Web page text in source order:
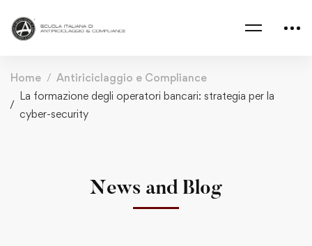
Home
Antiriciclaggio e Compliance
La formazione degli operatori bancari: strategia per la
cyber-security
News and Blog